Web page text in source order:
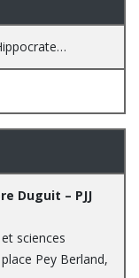
Duguit – PJJ
sciences
Pey Berland,